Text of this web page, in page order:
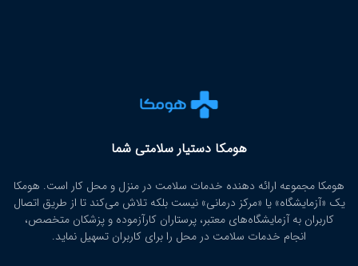
هومکا دستیار سلامتی شما
هومکا مجموعه ارائه‌ دهنده خدمات سلامت در منزل و محل کار است. هومکا
یک «آزمایشگاه» یا «مرکز درمانی» نیست بلکه تلاش می‌کند تا از طریق اتصال
کاربران به آزمایشگاه‌های معتبر، پرستاران کارآزموده و پزشکان متخصص،
انجام خدمات سلامت در محل را برای کاربران تسهیل نماید.